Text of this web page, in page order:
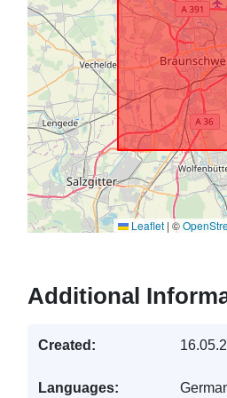
Leaflet | ©
Additional
Created:
Languages: